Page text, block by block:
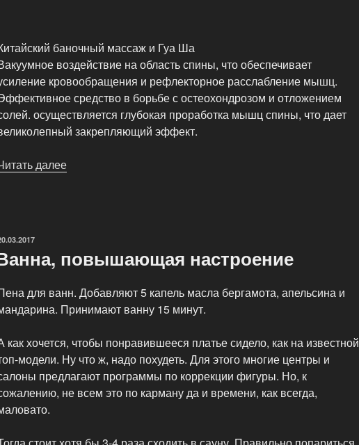
баночный массаж и Гуа Ша
воздействие на область спины, что обеспечивает
кровообращения и рефлекторное расслабление мышц.
средство в борьбе с остеохондрозом и отложением
осуществляется глубокая проработка мышц спины, что дает
закрепляющий эффект.
далее
повышающая настроение
для ванн. Добавляют 5 капель масла бергамота, апельсина и
Принимают ванну 15 минут.
как хочется, чтобы понравившееся платье сидело, как на известной
модели. Ну что ж, надо похудеть. Для этого многие центры и
предлагают программы по коррекции фигуры. Но, к
не всем это по карману да и времени, как всегда,